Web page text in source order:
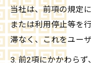
当社は、前項の規定
または利用停止等を
滞なく、これをユー
3. 前2項にかかわら